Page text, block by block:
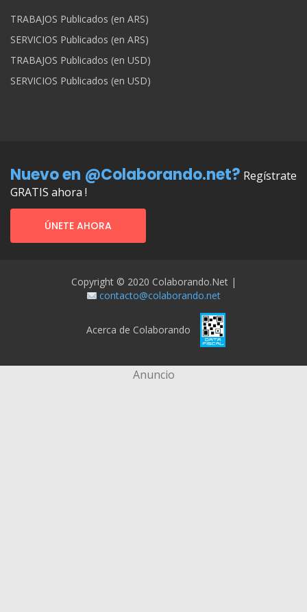
TRABAJOS Publicados (en ARS)
SERVICIOS Publicados (en ARS)
TRABAJOS Publicados (en USD)
SERVICIOS Publicados (en USD)
Nuevo en @Colaborando.net? Regístrate
GRATIS ahora !
ÚNETE AHORA
Copyright © 2020 Colaborando.net |
contacto@colaborando.net
Acerca de Colaborando
Anuncio